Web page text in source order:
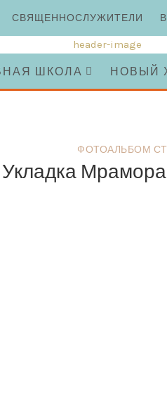
СВЯЩЕННОСЛУЖИТЕЛИ
ШКОЛА НОВЫЙ
ФОТОАЛЬБОМ
Укладка